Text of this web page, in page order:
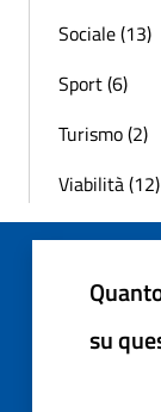
Sociale (13)
Sport (6)
Turismo (2)
Viabilità (12)
su